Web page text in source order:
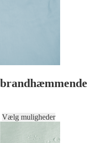
Vælg mulighederDette